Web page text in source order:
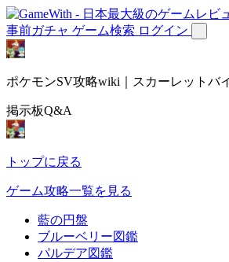
事前ガチャ ゲーム検索 ログイン
ポケモンSV攻略wiki｜スカーレットバ
掲示板Q&A
トップに戻る
ゲーム攻略一覧を見る
藍の円盤
ブルーベリー図鑑
パルデア図鑑